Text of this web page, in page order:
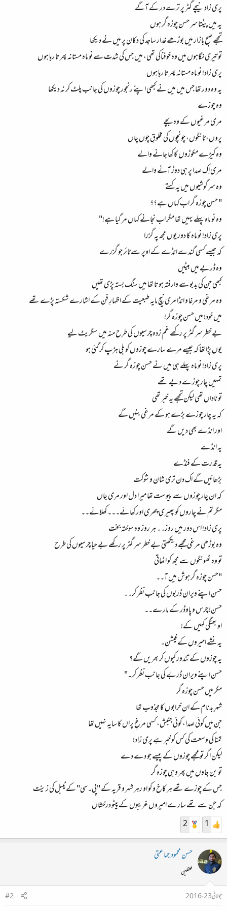
ء
پری زاد نیچے گٹر پر ترے در کے آگے
یہ میں پیٹتا سر حسن چوزہ گر ہوں
تجھے صبح بازار میں بوڑھے غدار ساجد کی دکان پر میں نے دیکھا
تو تیری نگاہوں میں وہ خوفناکی تھی، میں جس کی شدت سے نو ماہ مستانہ پھرتا رہا ہوں
پری زاد! نو ماہ مستانہ پھرتا رہا ہوں
یہ وہ دور تھا جس میں میں نے کبھی اپنے رنجور چوزوں کی جانب پلٹ کر نہ دیکھا
وہ چوزے
مری مرغیوں کے وہ بچے
پروں، ٹانگوں، چونچوں کی مخلوقِ چوں چاں
وہ کیڑے مکوڑوں کا کھا جانے والے
مری اِک صدا پر ہی دوڑ آنے والے
وہ سرگوشیوں میں یہ کہتے
" حسن چوزہ گر اب کہاں ہے؟؟
وہ نو ماہ پہلے یہیں تھا مگر اب نجانے کہاں مر گیا ہے!"
پری زاد! نو ماہ کا دور یوں مجھ پہ گزرا
کہ جیسے کسی گندے انڈے کے اوپر سے ٹائر جو گزرے
وہ ڈربے میں بیٹیں
کبھی جن کی بدبو سے وارفتہ ہوتا تھا میں سنگ بستہ پڑی تھیں
وہ مرغی و مرغا و انڈا مری نیچ مایہ طبعیت کے اظہارِ فن کے اشارے شکستہ پڑے تھے
میں خود! میں حسن چوزہ گر!
بے خطر سر گٹر پر رکھے غم زدہ چرسیوں کی طرح منہ میں سگریٹ لیے
یوں پڑا تھا کہ جیسے مرے سارے چوزوں کو بلی ہڑپ کر گئی ہو
پری زاد! نو ماہ پہلے ہی میں نے حسن چوزہ گر نے
تمہیں چار چوزے دیے تھے
تو ناداں تھی لیکن تجھے یہ خبر تھی
کہ یہ چار چوزے بڑے ہو کے مرغی بنیں گے
اور انڈے بھی دیں گے
یہ انڈے
یہ قدرت کے فنڈے
بڑھائیں گے اک دن تری شان و شوکت
کہ ان چار چوزوں سے پیوست تھا میرا دل اور مری جاں
مگر تم نے چاروں کو پھیری چھری اور کھائے۔۔۔ کھلائے۔۔
پری زاد! اس دور میں روز۔۔ ہر روز وہ سوختہ بخت
وہ بوڑھی مرغی مجھے دیکھتی بے خطر سر گٹر پر رکھے بے حیا چرسیوں کی طرح
تو وہ ٹھونگوں سے مجھ کو اٹھاتی
"حسن چوزہ گر ہوش میں آ۔۔
حسن اپنے ویران ڈربوں کی جانب نظر کر۔۔
حسن! چرس و پاوڈر کے مارے۔۔
او بھنگی کہیں کے!
یہ نشے امیروں کے فیشن۔
یہ چوزوں کے تندور کیوں کر بھریں گے؟
حسن اپنے ویران ڈربے کی جانب نظر کر۔"
مگر میں حسن چوزہ گر
شہرِ بدنام کے ان خرابوں کا مجذوب تھا
جن میں کوئی صدا، کوئی جنبش، کسی مرغِ پراں کا سایہ نہیں تھا
تمنا کی وسعت کی کس کو خبر ہے پری زاد!
لیکن اگر تو مجھے چوزوں کے پیسے جو دے دے
تو بن جاوں میں پھر وہی چوزہ گر
جس کے چوزے تھے ہر کاخ و کو او رہر شہر و قریہ کے "پی۔سی" کے ٹیبل کی زینت
کہ جن سے تھے سارے امیروں غریبوں کے پیٹو درخشاں
1
2
حسن محمود جماعتی
محفلین
جولائی 23، 2016
#2